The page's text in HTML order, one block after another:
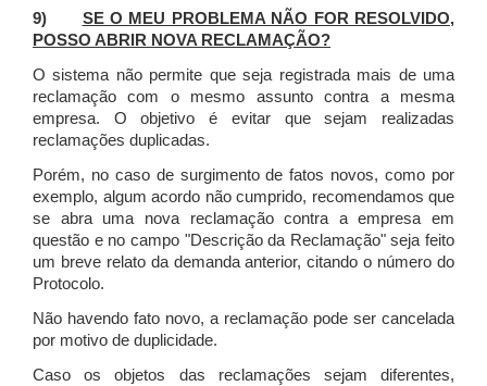
9) SE O MEU PROBLEMA NÃO FOR RESOLVIDO,
POSSO ABRIR NOVA RECLAMAÇÃO?
O sistema não permite que seja registrada mais de uma
reclamação com o mesmo assunto contra a mesma
empresa. O objetivo é evitar que sejam realizadas
reclamações duplicadas.
Porém, no caso de surgimento de fatos novos, como por
exemplo, algum acordo não cumprido, recomendamos que
se abra uma nova reclamação contra a empresa em
questão e no campo "Descrição da Reclamação" seja feito
um breve relato da demanda anterior, citando o número do
Protocolo.
Não havendo fato novo, a reclamação pode ser cancelada
por motivo de duplicidade.
Caso os objetos das reclamações sejam diferentes,